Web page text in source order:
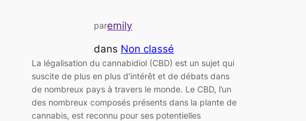
paremily
dans Non classé
La légalisation du cannabidiol (CBD) est un sujet qui
suscite de plus en plus d’intérêt et de débats dans
de nombreux pays à travers le monde. Le CBD, l’un
des nombreux composés présents dans la plante de
cannabis, est reconnu pour ses potentielles